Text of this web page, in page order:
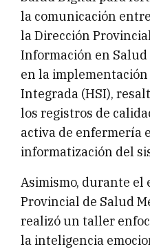
la comunicación
la Dirección
Información en
en la
Integrada (HSI),
los registros de
activa de enfermería
informatización del
Asimismo, durante
Provincial de Salud
realizó un taller
la inteligencia